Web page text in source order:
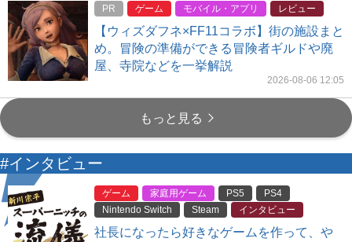
PR ゲーム モバイル・アプリ レビュー
【ウィズダフネ×FF11コラボ】街の施設まと
め。冒険の準備ができる冒険者ギルドや廃
屋、寺院などを一挙解説
2026-08-06 12:05
もっと見る
#インタビュー
ゲーム 家庭用ゲーム PS5
PS4
Nintendo Switch
Steam インタビュー
社長になったら好きなゲームを作って、や